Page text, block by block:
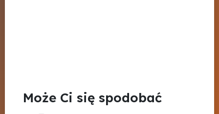
Może Ci się spodobać